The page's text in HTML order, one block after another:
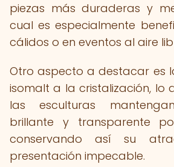
piezas más duraderas y
cual es especialmente
cálidos o en eventos al aire
Otro aspecto a destacar es
isomalt a la cristalización, lo
las esculturas
brillante y transparente
conservando así su
presentación impecable.